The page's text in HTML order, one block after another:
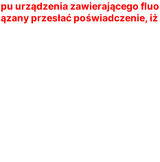
urządzenia zawierającego
przesłać poświadczenie,